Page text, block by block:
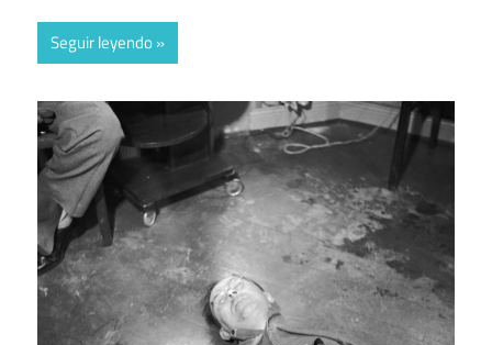
Seguir leyendo